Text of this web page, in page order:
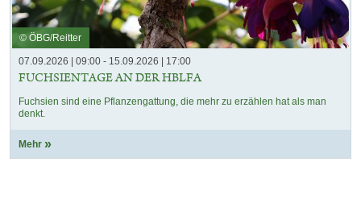
© ÖBG/Reitter
07.09.2026 | 09:00 - 15.09.2026 | 17:00
FUCHSIENTAGE AN DER HBLFA
Fuchsien sind eine Pflanzengattung, die mehr zu erzählen hat als man
denkt.
Mehr